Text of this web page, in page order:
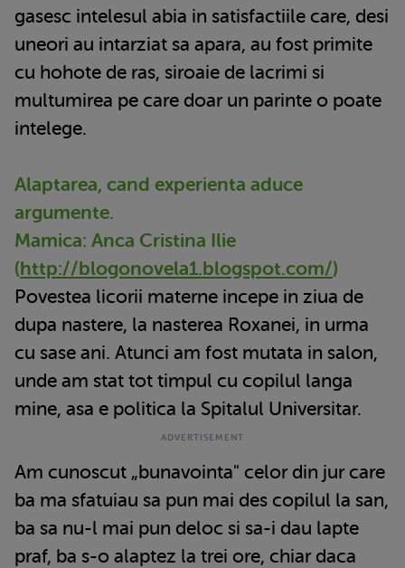
gasesc intelesul abia in satisfactiile care, desi
uneori au intarziat sa apara, au fost primite
cu hohote de ras, siroaie de lacrimi si
multumirea pe care doar un parinte o poate
intelege.
Alaptarea, cand experienta aduce
argumente.
Mamica: Anca Cristina Ilie
(http://blogonovela1.blogspot.com/)
Povestea licorii materne incepe in ziua de
dupa nastere, la nasterea Roxanei, in urma
cu sase ani. Atunci am fost mutata in salon,
unde am stat tot timpul cu copilul langa
mine, asa e politica la Spitalul Universitar.
Am cunoscut „bunavointa" celor din jur care
ba ma sfatuiau sa pun mai des copilul la san,
ba sa nu-l mai pun deloc si sa-i dau lapte
praf, ba s-o alaptez la trei ore, chiar daca